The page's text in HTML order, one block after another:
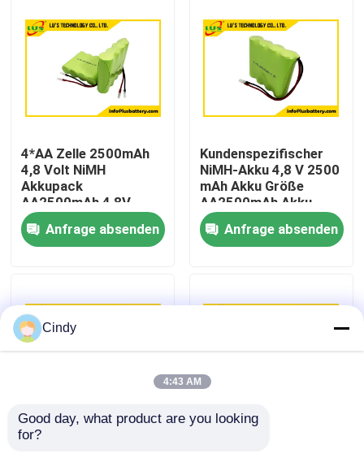
Produkte
Fabrik-Ausflug
Qualitätskontrolle
Treten Sie mit uns in Verbindung
Fälle
4*AA Zelle 2500mAh
4,8 Volt NiMH
Akkupack
AA2500mAh 4,8V
Akku
Anfrage absenden
Kundenspezifischer
NiMH-Akku 4,8 V 2500
mAh Akku Größe
AA2500mAh Akku
OEM
Anfrage absenden
Größe AA Batterie
Cindy
4:43 AM
Good day, what product are you looking
for?